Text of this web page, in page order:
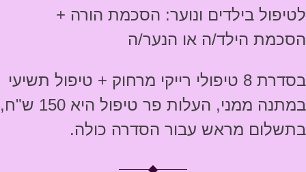
לטיפול בילדים ונוער: הסכמת הורה +
הסכמת הילד/ה או הנער/ה
בסדרת 8 טיפולי רייקי מרחוק + טיפול תשיעי
במתנה ממני, העלות פר טיפול היא 150 ש"ח,
בתשלום מראש עבור הסדרה כולה.